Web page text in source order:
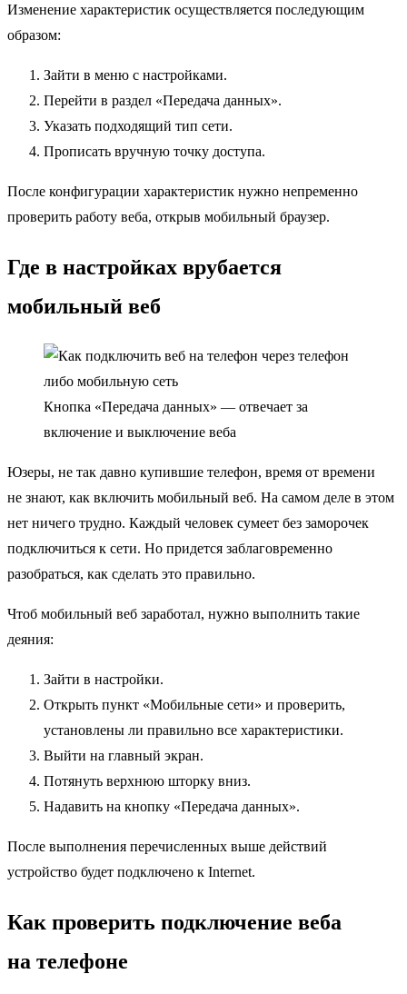
Изменение характеристик осуществляется последующим
образом:
Зайти в меню с настройками.
Перейти в раздел «Передача данных».
Указать подходящий тип сети.
Прописать вручную точку доступа.
После конфигурации характеристик нужно непременно
проверить работу веба, открыв мобильный браузер.
Где в настройках врубается
мобильный веб
Кнопка «Передача данных» — отвечает за
включение и выключение веба
Юзеры, не так давно купившие телефон, время от времени
не знают, как включить мобильный веб. На самом деле в этом
нет ничего трудно. Каждый человек сумеет без заморочек
подключиться к сети. Но придется заблаговременно
разобраться, как сделать это правильно.
Чтоб мобильный веб заработал, нужно выполнить такие
деяния:
Зайти в настройки.
Открыть пункт «Мобильные сети» и проверить,
установлены ли правильно все характеристики.
Выйти на главный экран.
Потянуть верхнюю шторку вниз.
Надавить на кнопку «Передача данных».
После выполнения перечисленных выше действий
устройство будет подключено к Internet.
Как проверить подключение веба
на телефоне